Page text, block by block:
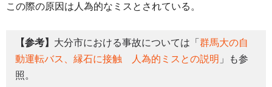
この際の原因は人為的なミスとされている。
【参考】 大分市における事故については「 群馬大の自
動運転バス、縁石に接触 人為的ミスとの説明 」も参
照。